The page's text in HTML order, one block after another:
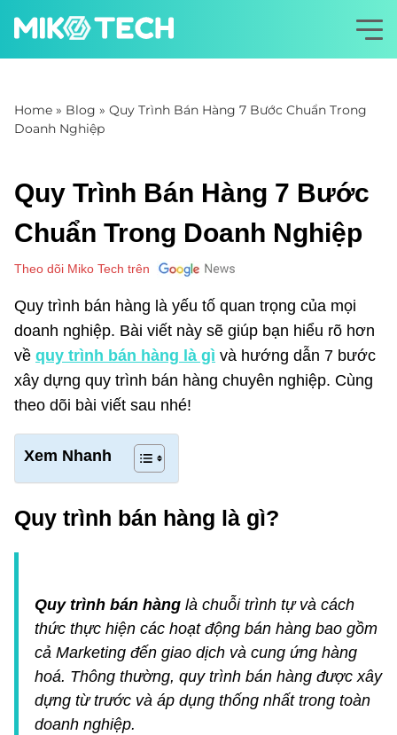
Home » Blog » Quy Trình Bán Hàng 7 Bước Chuẩn Trong
Doanh Nghiệp
Quy Trình Bán Hàng 7 Bước
Chuẩn Trong Doanh Nghiệp
Theo dõi Miko Tech trên
Quy trình bán hàng là yếu tố quan trọng của mọi
doanh nghiệp. Bài viết này sẽ giúp bạn hiểu rõ hơn
về quy trình bán hàng là gì và hướng dẫn 7 bước
xây dựng quy trình bán hàng chuyên nghiệp. Cùng
theo dõi bài viết sau nhé!
Xem Nhanh
Quy trình bán hàng là gì?
Quy trình bán hànglà chuỗi trình tự và cách
thức thực hiện các hoạt động bán hàng bao gồm
cả Marketing đến giao dịch và cung ứng hàng
hoá. Thông thường, quy trình bán hàng được xây
dựng từ trước và áp dụng thống nhất trong toàn
doanh nghiệp.